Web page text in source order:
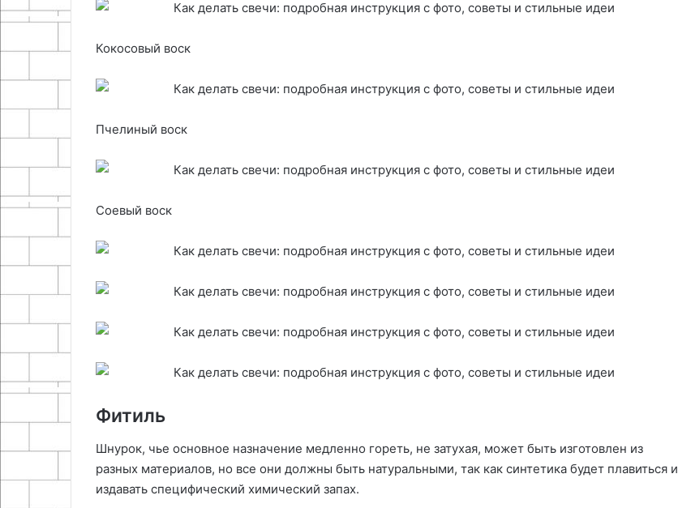
Кокосовый воск
Пчелиный воск
Соевый воск
Фитиль
Шнурок, чье основное назначение медленно гореть, не затухая, может быть изготовлен из
разных материалов, но все они должны быть натуральными, так как синтетика будет плавиться и
издавать специфический химический запах.